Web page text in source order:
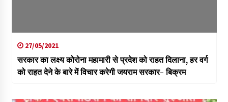
27/05/2021
सरकार का लक्ष्य कोरोना महामारी से प्रदेश को राहत दिलाना, हर वर्ग
को राहत देने के बारे में विचार करेगी जयराम सरकार- बिक्रम